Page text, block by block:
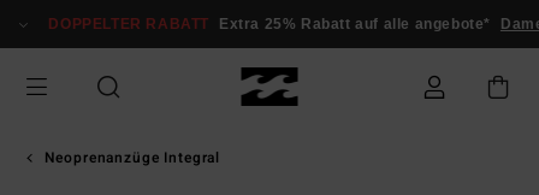
zur
springen
DOPPELTER RABATT Extra 25% Rabatt auf alle angebote*
Neoprenanzüge Integral